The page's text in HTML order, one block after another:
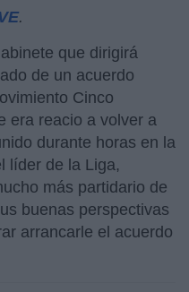
.
que dirigirá
de un acuerdo
Cinco
era reacio a volver a
durante horas en la
líder de la Liga,
más partidario de
buenas perspectivas
arrancarle el acuerdo